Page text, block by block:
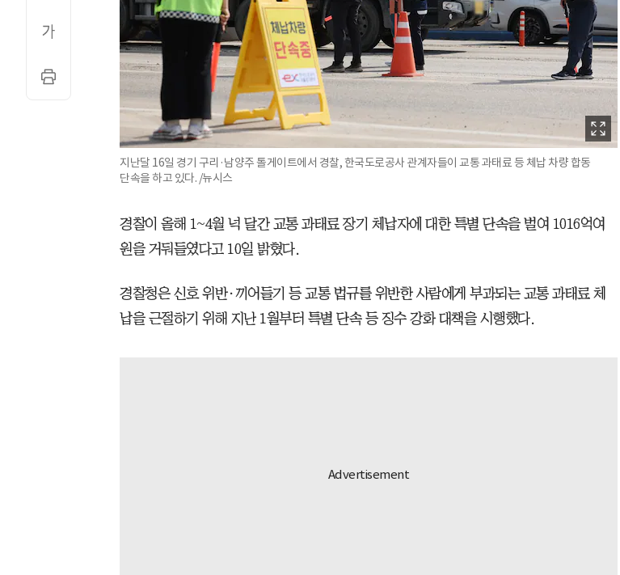
지난달 16일 경기 구리·남양주 톨게이트에서 경찰, 한국도로공사 관계자들이 교통 과태료 등 체납 차량 합동
단속을 하고 있다. /뉴시스
경찰이 올해 1~4월 넉 달간 교통 과태료 장기 체납자에 대한 특별 단속을 벌여 1016억여
원을 거둬들였다고 10일 밝혔다.
경찰청은 신호 위반·끼어들기 등 교통 법규를 위반한 사람에게 부과되는 교통 과태료 체
납을 근절하기 위해 지난 1월부터 특별 단속 등 징수 강화 대책을 시행했다.